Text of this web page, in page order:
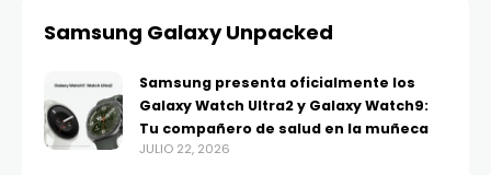
Samsung Galaxy Unpacked
Samsung presenta oficialmente los
Galaxy Watch Ultra2 y Galaxy Watch9:
Tu compañero de salud en la muñeca
JULIO 22, 2026